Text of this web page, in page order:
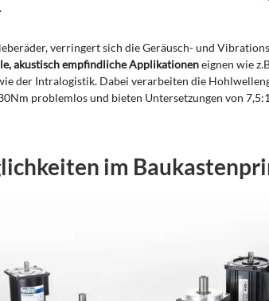
verringert sich die Geräusch- und
akustisch empfindliche Applikationeneignen wie
der Intralogistik. Dabei verarbeiten die
problemlos und bieten Untersetzungen von
im